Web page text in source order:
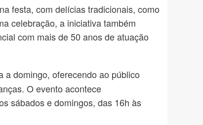
festa, com delícias tradicionais, como
celebração, a iniciativa também
com mais de 50 anos de atuação
a domingo, oferecendo ao público
O evento acontece
sábados e domingos, das 16h às